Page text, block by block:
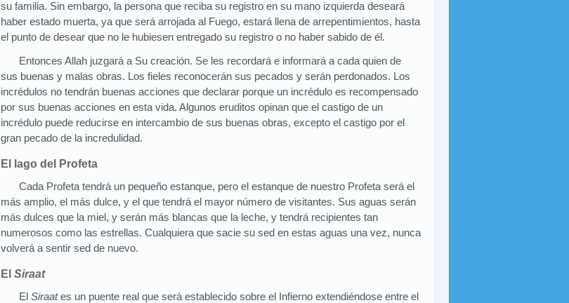
su familia. Sin embargo, la persona que reciba su registro en su mano izquierda deseará
haber estado muerta, ya que será arrojada al Fuego, estará llena de arrepentimientos, hasta
el punto de desear que no le hubiesen entregado su registro o no haber sabido de él.
Entonces Allah juzgará a Su creación. Se les recordará e informará a cada quien de
sus buenas y malas obras. Los fieles reconocerán sus pecados y serán perdonados. Los
incrédulos no tendrán buenas acciones que declarar porque un incrédulo es recompensado
por sus buenas acciones en esta vida. Algunos eruditos opinan que el castigo de un
incrédulo puede reducirse en intercambio de sus buenas obras, excepto el castigo por el
gran pecado de la incredulidad.
El lago del Profeta
Cada Profeta tendrá un pequeño estanque, pero el estanque de nuestro Profeta será el
más amplio, el más dulce, y el que tendrá el mayor número de visitantes. Sus aguas serán
más dulces que la miel, y serán más blancas que la leche, y tendrá recipientes tan
numerosos como las estrellas. Cualquiera que sacie su sed en estas aguas una vez, nunca
volverá a sentir sed de nuevo.
El Siraat
ElSiraates un puente real que será establecido sobre el Infierno extendiéndose entre el